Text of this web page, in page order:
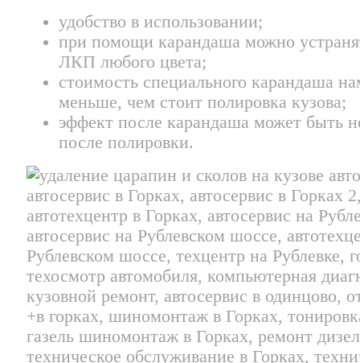
удобство в использовании;
при помощи карандаша можно
ЛКП любого цвета;
стоимость специального карандаша
меньше, чем стоит полировка кузова;
эффект после карандаша может быть
после полировки.